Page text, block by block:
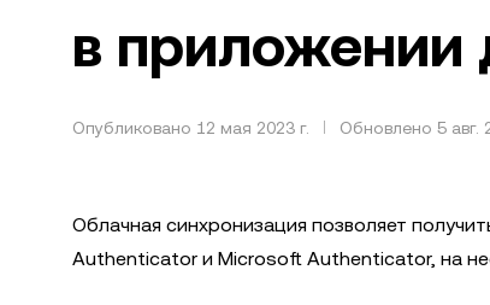
в приложении
Опубликовано 12 мая 2023 г. Обновлено 5 авг.
Облачная синхронизация позволяет
Authenticator и Microsoft Authenticator, на